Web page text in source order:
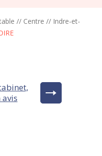
// Centre // Indre-et-